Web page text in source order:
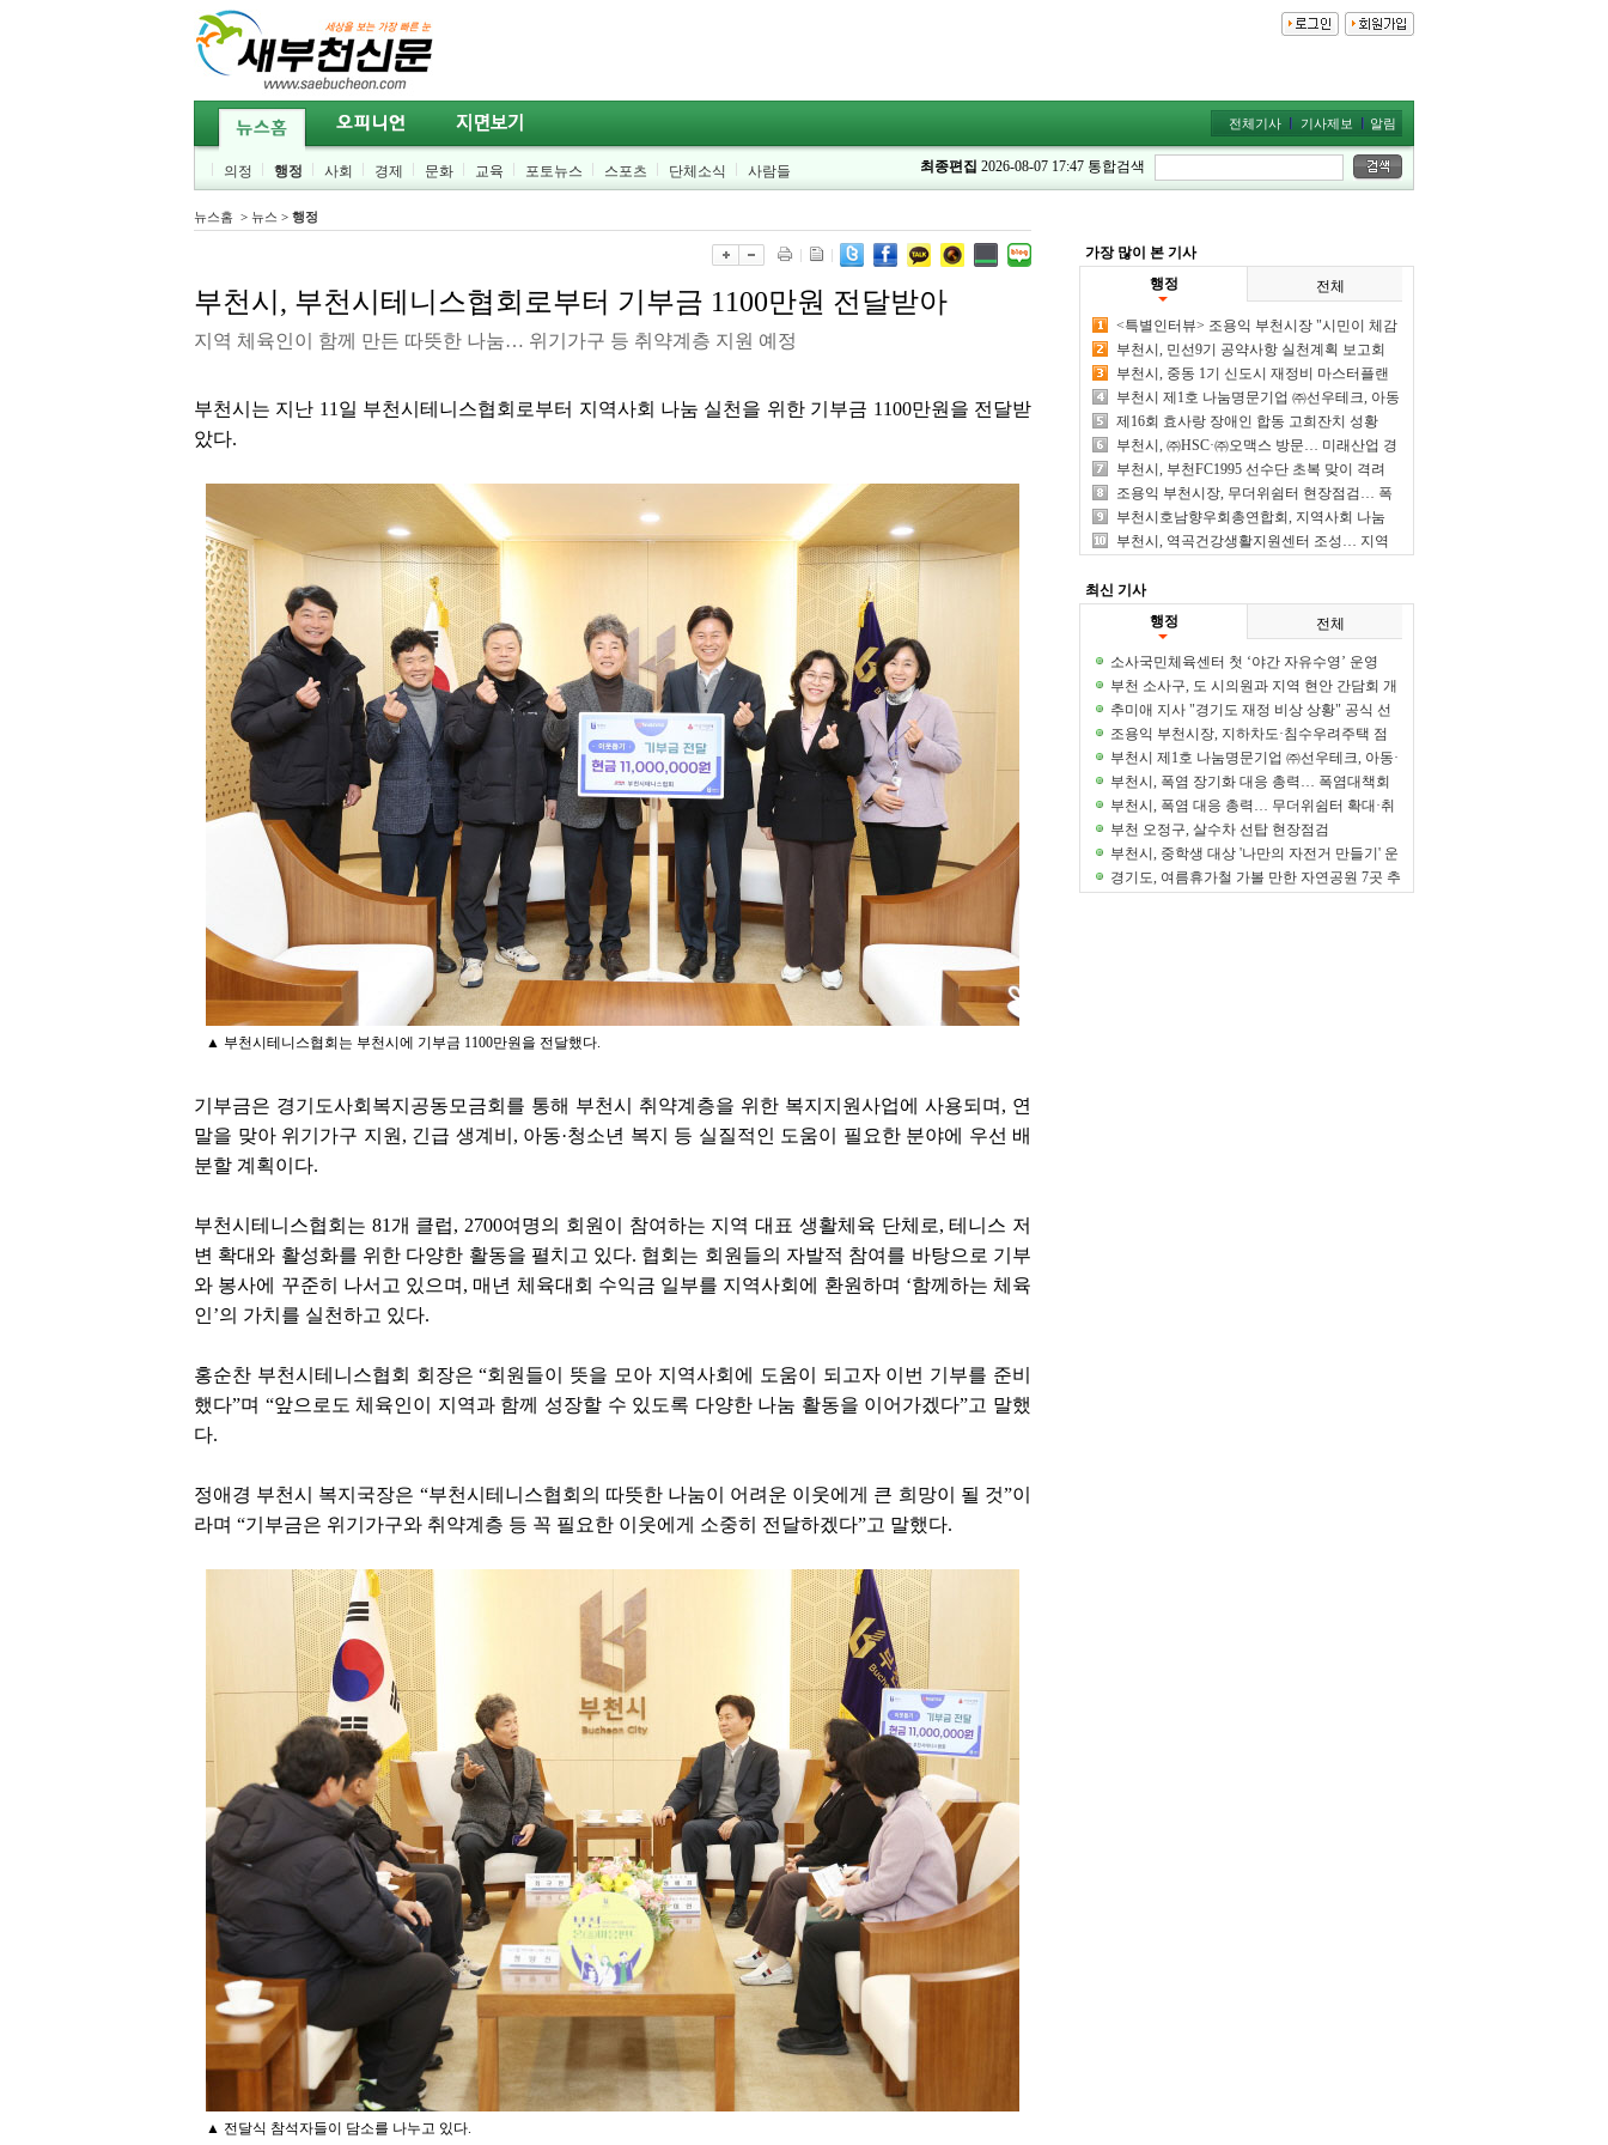
의정 행정 사회 경제 문화 교육 포토뉴스 스포츠 단체소식 사람들
전체기사 기사제보 알림
최종편집 2026-08-07 17:47 통합검색
뉴스홈 > 뉴스 > 행정
부천시, 부천시테니스협회로부터 기부금 1100만원 전달받아
지역 체육인이 함께 만든 따뜻한 나눔… 위기가구 등 취약계층 지원 예정
부천시는 지난 11일 부천시테니스협회로부터 지역사회 나눔 실천을 위한 기부금 1100만원을 전달받
았다.
▲ 부천시테니스협회는 부천시에 기부금 1100만원을 전달했다.
기부금은 경기도사회복지공동모금회를 통해 부천시 취약계층을 위한 복지지원사업에 사용되며, 연
말을 맞아 위기가구 지원, 긴급 생계비, 아동·청소년 복지 등 실질적인 도움이 필요한 분야에 우선 배
분할 계획이다.
부천시테니스협회는 81개 클럽, 2700여명의 회원이 참여하는 지역 대표 생활체육 단체로, 테니스 저
변 확대와 활성화를 위한 다양한 활동을 펼치고 있다. 협회는 회원들의 자발적 참여를 바탕으로 기부
와 봉사에 꾸준히 나서고 있으며, 매년 체육대회 수익금 일부를 지역사회에 환원하며 ‘함께하는 체육
인’의 가치를 실천하고 있다.
홍순찬 부천시테니스협회 회장은 “회원들이 뜻을 모아 지역사회에 도움이 되고자 이번 기부를 준비
했다”며 “앞으로도 체육인이 지역과 함께 성장할 수 있도록 다양한 나눔 활동을 이어가겠다”고 말했
다.
정애경 부천시 복지국장은 “부천시테니스협회의 따뜻한 나눔이 어려운 이웃에게 큰 희망이 될 것”이
라며 “기부금은 위기가구와 취약계층 등 꼭 필요한 이웃에게 소중히 전달하겠다”고 말했다.
▲ 전달식 참석자들이 담소를 나누고 있다.
가장 많이 본 기사
행정
전체
<특별인터뷰> 조용익 부천시장 "시민이 체감
하는 시정 성과 만들어 내겠다"
부천시, 민선9기 공약사항 실천계획 보고회
개최… 89개 공약 점검
부천시, 중동 1기 신도시 재정비 마스터플랜
주민설명회 개최
부천시 제1호 나눔명문기업 ㈜선우테크, 아동
·청소년 후원금 1억원 기탁
제16회 효사랑 장애인 합동 고희잔치 성황
부천시, ㈜HSC·㈜오맥스 방문… 미래산업 경
쟁력 모색
부천시, 부천FC1995 선수단 초복 맞이 격려
간담회 개최
조용익 부천시장, 무더위쉼터 현장점검… 폭
염 취약계층 보호 나서
부천시호남향우회총연합회, 지역사회 나눔
실천
부천시, 역곡건강생활지원센터 조성… 지역
최신 기사
행정
전체
소사국민체육센터 첫 ‘야간 자유수영’ 운영
부천 소사구, 도 시의원과 지역 현안 간담회 개
최
추미애 지사 "경기도 재정 비상 상황" 공식 선
언
조용익 부천시장, 지하차도·침수우려주택 점
검… 태풍 대비 선제 대응
부천시 제1호 나눔명문기업 ㈜선우테크, 아동·
청소년 후원금 1억원 기탁
부천시, 폭염 장기화 대응 총력… 폭염대책회
의 개최
부천시, 폭염 대응 총력… 무더위쉼터 확대·취
약계층 보호 강화
부천 오정구, 살수차 선탑 현장점검
부천시, 중학생 대상 '나만의 자전거 만들기' 운
영
경기도, 여름휴가철 가볼 만한 자연공원 7곳 추